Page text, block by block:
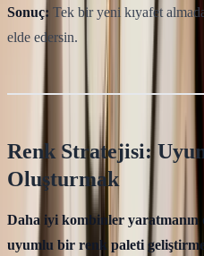
Sonuç: Tek bir yeni kıyafet
elde edersin.
Renk Stratejisi:
Oluşturmak
Daha iyi kombinler
uyumlu bir renk paleti